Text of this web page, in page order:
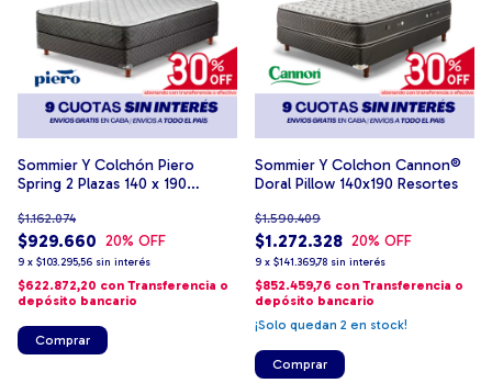
Sommier Y Colchón Piero
Spring 2 Plazas 140 x 190
$929.660
$1.162.074
20% OFF
9 x $103.295,56 sin interés
$622.872,20 con Transferencia o
depósito bancario
Comprar
Sommier Y Colchon Cannon®
Doral Pillow 140x190 Resortes
$1.272.328
$1.590.409
20% OFF
9 x $141.369,78 sin interés
$852.459,76 con Transferencia o
depósito bancario
¡Solo quedan 2 en stock!
Comprar